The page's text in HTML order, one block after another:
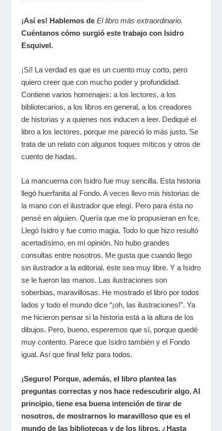
¡Así es! Hablemos de El libro más extraordinario.
Cuéntanos cómo surgió este trabajo con Isidro
Esquivel.
¡Sí! La verdad es que es un cuento muy corto, pero
quiero creer que con mucho poder y profundidad.
Contiene varios homenajes: a los lectores, a los
bibliotecarios, a los libros en general, a los creadores
de historias y a quienes nos inducen a leer. Dediqué el
libro a los lectores, porque me pareció lo más justo. Se
trata de un relato con algunos toques míticos y otros de
cuento de hadas.
La mancuerna con Isidro fue muy sencilla. Esta historia
llegó huerfanita al Fondo. A veces llevo mis historias de
la mano con el ilustrador que elegí. Pero para ésta no
pensé en alguien. Quería que me lo propusieran en fce.
Llegó Isidro y fue como magia. Todo lo que hizo resultó
acertadísimo, en mi opinión. No hubo grandes
consultas entre nosotros. Me gusta que cuando llego
sin ilustrador a la editorial, éste sea muy libre. Y a Isidro
se le fueron las manos. Las ilustraciones son
soberbias, maravillosas. He mostrado el libro por todos
lados y todo el mundo dice “¡oh, las ilustraciones!”. Ya
me hicieron pensar si la historia está a la altura de los
dibujos. Pero, bueno, esperemos que sí, porque quedé
muy contento. Parece que Isidro también y el Fondo
igual. Así que final feliz para todos.
¡Seguro! Porque, además, el libro plantea las
preguntas correctas y nos hace redescubrir algo. Al
principio, tiene esa buena intención de tirar de
nosotros, de mostrarnos lo maravilloso que es el
mundo de las bibliotecas y de los libros. ¿Hasta